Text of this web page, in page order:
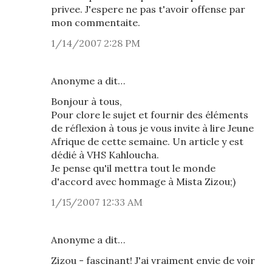
privee. J'espere ne pas t'avoir offense par
mon commentaite.
1/14/2007 2:28 PM
Anonyme a dit…
Bonjour à tous,
Pour clore le sujet et fournir des éléments
de réflexion à tous je vous invite à lire Jeune
Afrique de cette semaine. Un article y est
dédié à VHS Kahloucha.
Je pense qu'il mettra tout le monde
d'accord avec hommage à Mista Zizou;)
1/15/2007 12:33 AM
Anonyme a dit…
Zizou - fascinant! J'ai vraiment envie de voir